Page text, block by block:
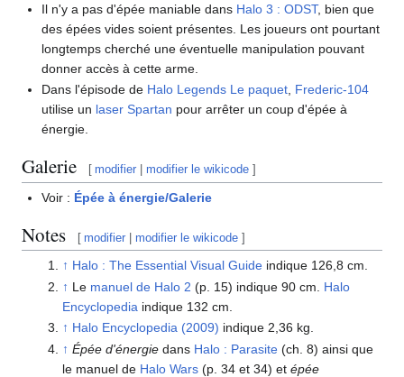
Il n'y a pas d'épée maniable dans Halo 3 : ODST, bien que
des épées vides soient présentes. Les joueurs ont pourtant
longtemps cherché une éventuelle manipulation pouvant
donner accès à cette arme.
Dans l'épisode de Halo Legends Le paquet, Frederic-104
utilise un laser Spartan pour arrêter un coup d'épée à
énergie.
Galerie [ modifier |modifier le wikicode ]
Voir : Épée à énergie/Galerie
Notes [ modifier |modifier le wikicode ]
↑ Halo : The Essential Visual Guideindique 126,8 cm.
↑ Le manuel de Halo 2 (p. 15) indique 90 cm. Halo
Encyclopedia indique 132 cm.
↑ Halo Encyclopedia (2009) indique 2,36 kg.
↑ Épée d'énergiedans Halo : Parasite(ch. 8) ainsi que
le manuel de Halo Wars(p. 34 et 34) et épée